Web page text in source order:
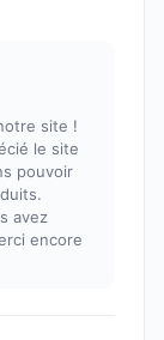
site !
le site
pouvoir
avez
encore